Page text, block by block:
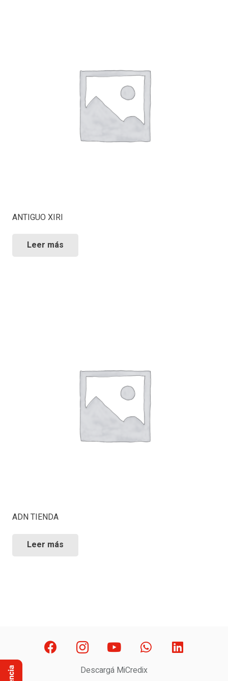
ANTIGUO XIRI
Leer más
ADN TIENDA
Leer más
Descargá MiCredix